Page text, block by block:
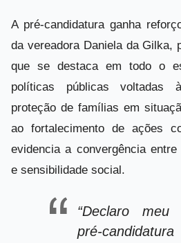
A pré-candidatura ganha
da vereadora Daniela da Gilka,
que se destaca em todo o
políticas públicas voltadas
proteção de famílias em
ao fortalecimento de ações
evidencia a convergência
e sensibilidade social.
“Declaro
pré-